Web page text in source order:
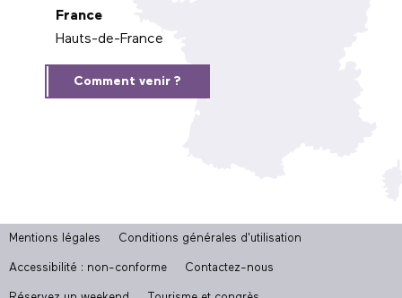
France
Hauts-de-France
Comment venir ?
Mentions légales Conditions générales d'utilisation
Accessibilité : non-conforme Contactez-nous